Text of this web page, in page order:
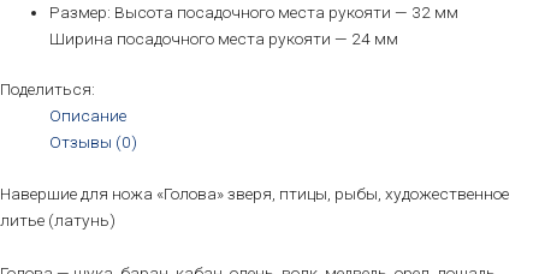
Размер: Высота посадочного места рукояти — 32 мм
Ширина посадочного места рукояти — 24 мм
Поделиться:
Описание
Отзывы (0)
Навершие для ножа «Голова» зверя, птицы, рыбы, художественное
литье (латунь)